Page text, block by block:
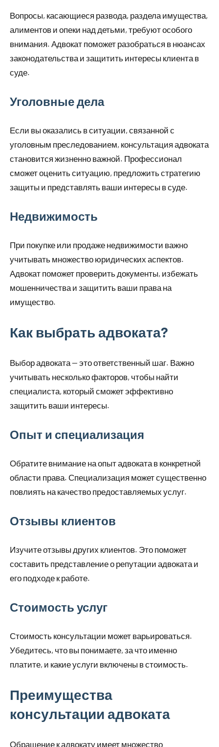
Вопросы, касающиеся развода, раздела имущества,
алиментов и опеки над детьми, требуют особого
внимания. Адвокат поможет разобраться в нюансах
законодательства и защитить интересы клиента в
суде.
Уголовные дела
Если вы оказались в ситуации, связанной с
уголовным преследованием, консультация адвоката
становится жизненно важной. Профессионал
сможет оценить ситуацию, предложить стратегию
защиты и представлять ваши интересы в суде.
Недвижимость
При покупке или продаже недвижимости важно
учитывать множество юридических аспектов.
Адвокат поможет проверить документы, избежать
мошенничества и защитить ваши права на
имущество.
Как выбрать адвоката?
Выбор адвоката — это ответственный шаг. Важно
учитывать несколько факторов, чтобы найти
специалиста, который сможет эффективно
защитить ваши интересы.
Опыт и специализация
Обратите внимание на опыт адвоката в конкретной
области права. Специализация может существенно
повлиять на качество предоставляемых услуг.
Отзывы клиентов
Изучите отзывы других клиентов. Это поможет
составить представление о репутации адвоката и
его подходе к работе.
Стоимость услуг
Стоимость консультации может варьироваться.
Убедитесь, что вы понимаете, за что именно
платите, и какие услуги включены в стоимость.
Преимущества
консультации адвоката
Обращение к адвокату имеет множество